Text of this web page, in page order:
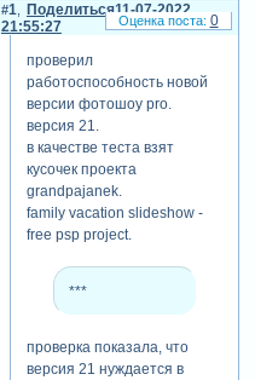
Поделиться
1
11-07-2022
21:55:27
проверил
работоспособность новой
версии фотошоу pro.
версия 21.
в качестве теста взят
кусочек проекта
grandpajanek.
family vacation slideshow -
free psp project.
***
проверка показала, что
версия 21 нуждается в
0